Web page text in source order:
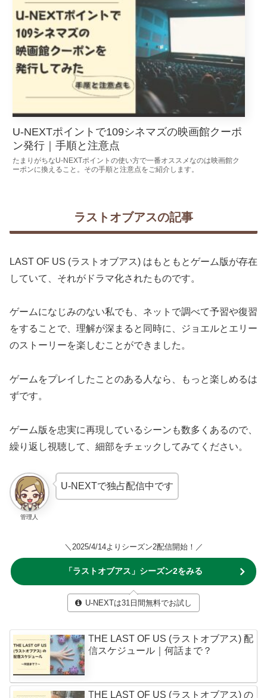
U-NEXTポイントで109シネマズの映画館クーポ
ン発行｜手順と注意点
たまりがちなU-NEXTポイントの使い方で一番オススメなのは映画館ク
ーポンに換えること。その手順と注意点をご紹介します。
ラストオブアスの記事
LAST OF US (ラストオブアス) はもともとゲーム版が存在
していて、それがドラマ化されたものです。
ゲームになじみのない私でも、ネットで調べて予習や復習
をすることで、理解が深まると同時に、ジョエルとエリー
のストーリーを楽しむことができました。
ゲームをプレイしたことのある人なら、もっと楽しめるは
ずです。
ゲーム版を忠実に再現しているシーンも数多くあるので、
繰り返し視聴して、細部をチェックしてみてください。
管理人
U-NEXTで独占配信中です
＼2025/4/14よりシーズン2配信開始！／
「ラストオブアス」シーズン2をみる
U-NEXTは31日間無料でお試し
THE LAST OF US (ラストオブアス) 配
信スケジュール｜何話まで？
THE LAST OF US (ラストオブアス) の